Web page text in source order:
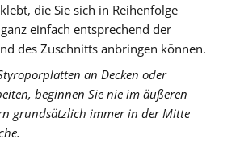
die Sie sich in Reihenfolge
einfach entsprechend der
des Zuschnitts anbringen können.
an Decken oder
beginnen Sie nie im äußeren
grundsätzlich immer in der Mitte